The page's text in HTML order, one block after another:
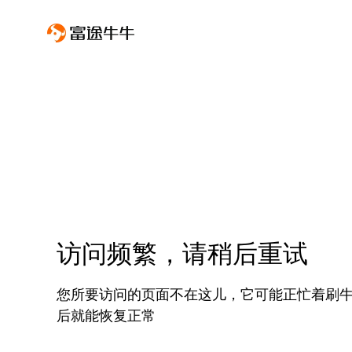
访问频繁，请稍后重试
您所要访问的页面不在这儿，它可能正忙着刷
后就能恢复正常